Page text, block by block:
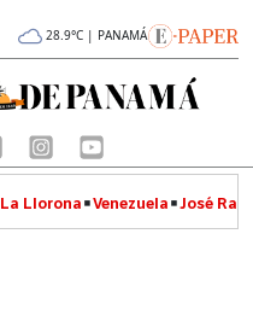
28.9°C | PANAMÁ
La Llorona Venezuela José